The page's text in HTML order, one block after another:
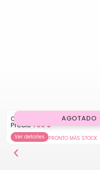
AGOTADO
Cortador Corona
Precio700$
Ver detalles PRONTO MÁS STOCK